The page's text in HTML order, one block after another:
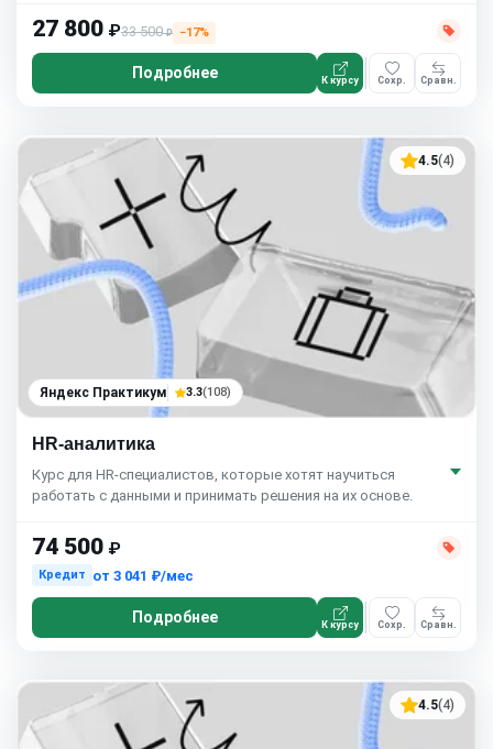
27 800 ₽33 500₽ −17%
Подробнее К курсу Сохр. Сравн.
4.5(4)
Яндекс Практикум 3.3(108)
HR-аналитика
Курс для HR-специалистов, которые хотят научиться
работать с данными и принимать решения на их основе.
74 500 ₽
Кредит от 3 041 ₽/мес
Подробнее К курсу Сохр. Сравн.
4.5(4)